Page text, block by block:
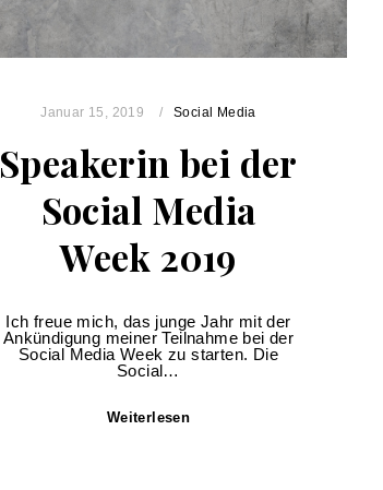
Januar 15, 2019 Social Media
Speakerin bei der
Social Media
Week 2019
Ich freue mich, das junge Jahr mit der
Ankündigung meiner Teilnahme bei der
Social Media Week zu starten. Die
Social…
Weiterlesen